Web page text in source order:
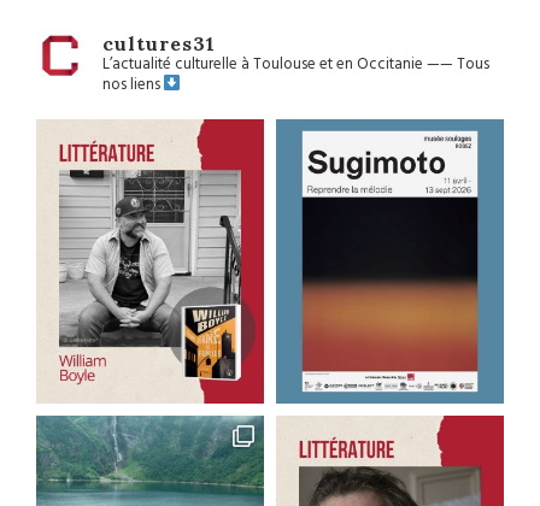
cultures31
L’actualité culturelle à Toulouse et en Occitanie——Tous
nos liens